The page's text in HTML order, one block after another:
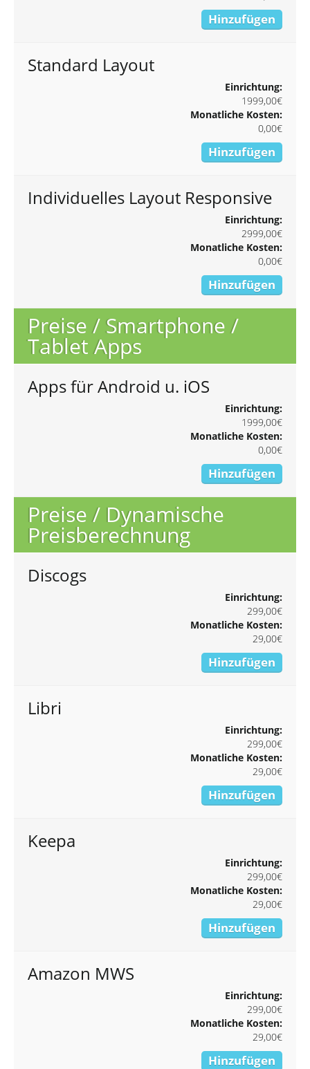
Hinzufügen
Standard Layout
Einrichtung:
1999,00€
Monatliche Kosten:
0,00€
Hinzufügen
Individuelles Layout Responsive
Einrichtung:
2999,00€
Monatliche Kosten:
0,00€
Hinzufügen
Preise / Smartphone /
Tablet Apps
Apps für Android u. iOS
Einrichtung:
1999,00€
Monatliche Kosten:
0,00€
Hinzufügen
Preise / Dynamische
Preisberechnung
Discogs
Einrichtung:
299,00€
Monatliche Kosten:
29,00€
Hinzufügen
Libri
Einrichtung:
299,00€
Monatliche Kosten:
29,00€
Hinzufügen
Keepa
Einrichtung:
299,00€
Monatliche Kosten:
29,00€
Hinzufügen
Amazon MWS
Einrichtung:
299,00€
Monatliche Kosten:
29,00€
Hinzufügen